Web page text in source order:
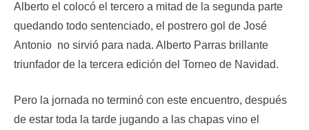
Alberto el colocó el tercero a mitad de la segunda parte
quedando todo sentenciado, el postrero gol de José
Antonio no sirvió para nada. Alberto Parras brillante
triunfador de la tercera edición del Torneo de Navidad.
Pero la jornada no terminó con este encuentro, después
de estar toda la tarde jugando a las chapas vino el